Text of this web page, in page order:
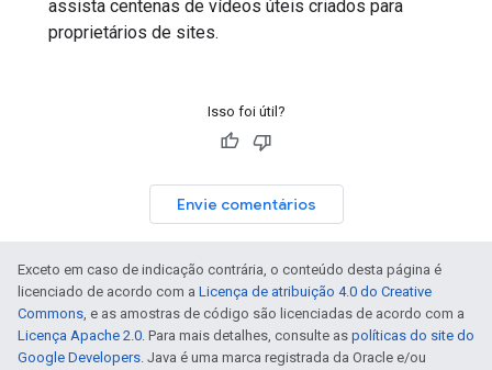
assista centenas de vídeos úteis criados para
proprietários de sites.
Isso foi útil?
Envie comentários
Exceto em caso de indicação contrária, o conteúdo desta página é
licenciado de acordo com a Licença de atribuição 4.0 do Creative
Commons, e as amostras de código são licenciadas de acordo com a
Licença Apache 2.0. Para mais detalhes, consulte as políticas do site do
Google Developers. Java é uma marca registrada da Oracle e/ou